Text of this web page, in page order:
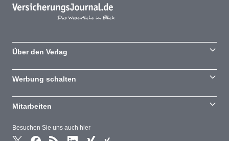
Besuchen Sie uns auch hier
Über den Verlag
Werbung schalten
Mitarbeiten